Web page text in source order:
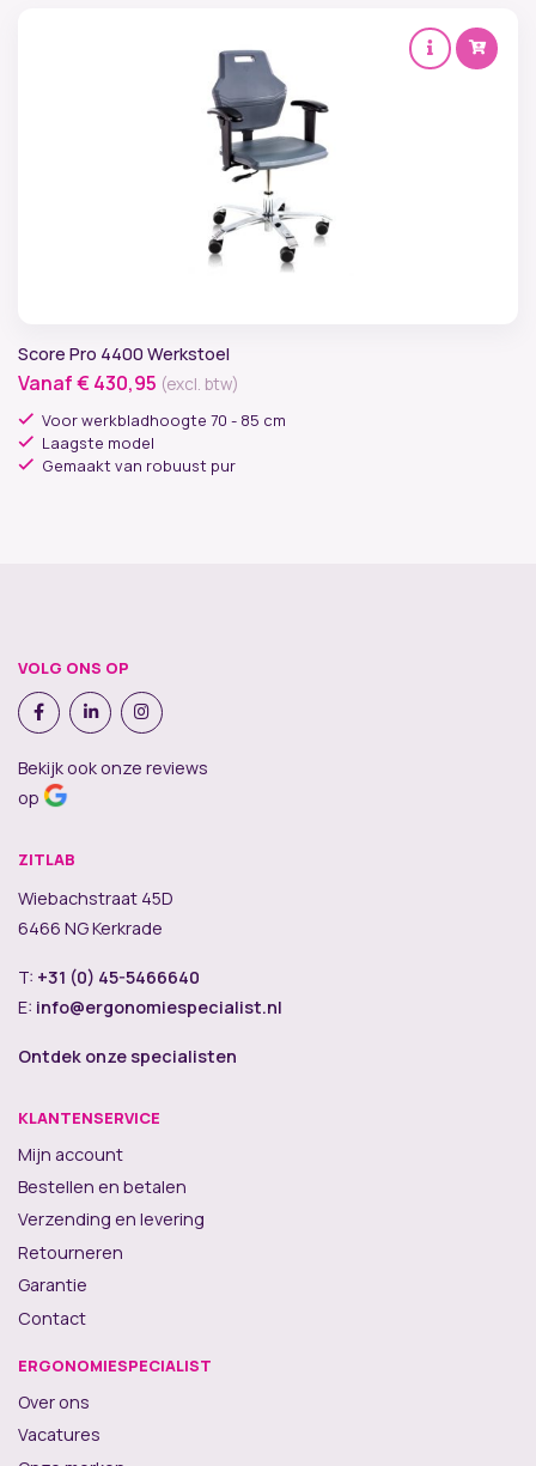
Score Pro 4400 Werkstoel
Vanaf€ 430,95 (excl. btw)
Voor werkbladhoogte 70 - 85 cm
Laagste model
Gemaakt van robuust pur
VOLG ONS OP
Bekijk ook onze reviews
op
ZITLAB
Wiebachstraat 45D
6466 NG Kerkrade
T: +31 (0) 45-5466640
E: info@ergonomiespecialist.nl
Ontdek onze specialisten
KLANTENSERVICE
Mijn account
Bestellen en betalen
Verzending en levering
Retourneren
Garantie
Contact
ERGONOMIESPECIALIST
Over ons
Vacatures